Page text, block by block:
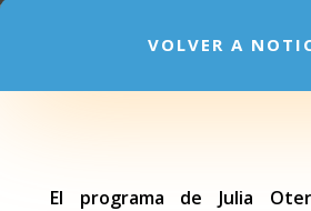
VOLVER A
El programa de Julia